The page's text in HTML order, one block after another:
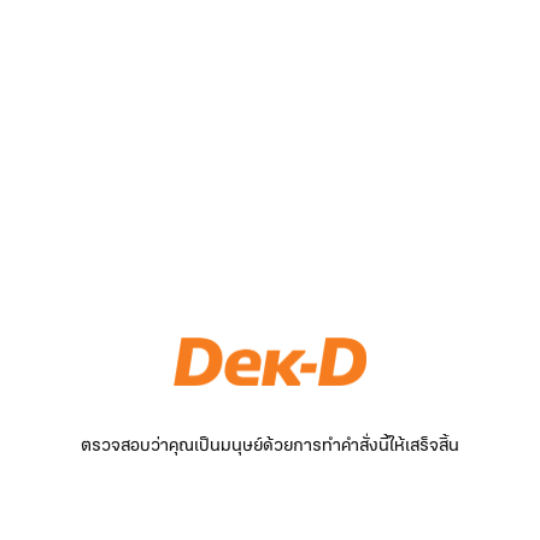
ตรวจสอบว่าคุณเป็นมนุษย์ด้วยการทำคำสั่งนี้ให้เสร็จสิ้น